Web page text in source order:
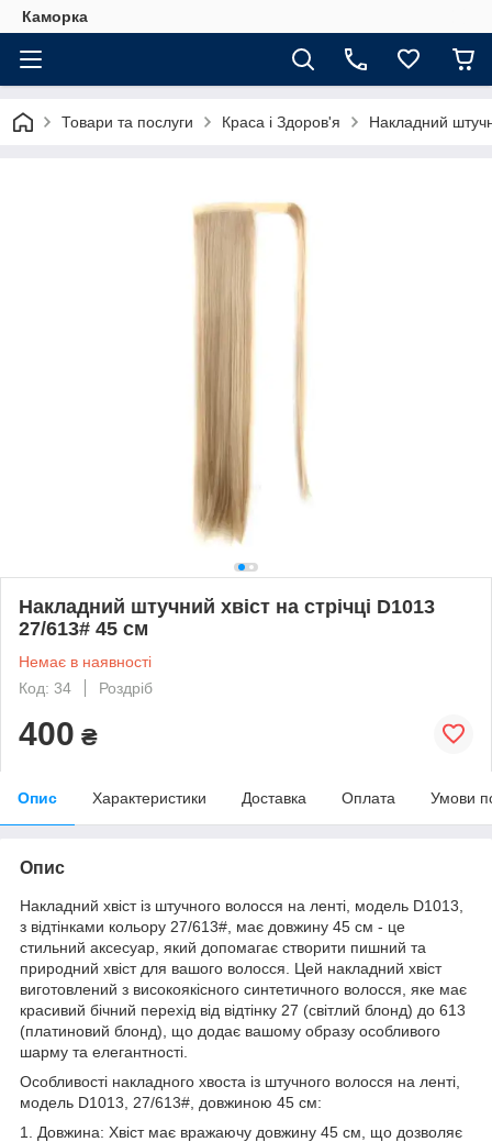
Каморка
Товари та послуги Краса і Здоров'я Накладний
Накладний штучний хвіст на стрічці D1013
27/613# 45 см
Немає в наявності
Код: 34
Роздріб
400 ₴
Опис Характеристики Доставка Оплата Умови
Опис
Накладний хвіст із штучного волосся на ленті, модель D1013,
з відтінками кольору 27/613#, має довжину 45 см - це
стильний аксесуар, який допомагає створити пишний та
природний хвіст для вашого волосся. Цей накладний хвіст
виготовлений з високоякісного синтетичного волосся, яке має
красивий бічний перехід від відтінку 27 (світлий блонд) до 613
(платиновий блонд), що додає вашому образу особливого
шарму та елегантності.
Особливості накладного хвоста із штучного волосся на ленті,
модель D1013, 27/613#, довжиною 45 см:
1. Довжина: Хвіст має вражаючу довжину 45 см, що дозволяє